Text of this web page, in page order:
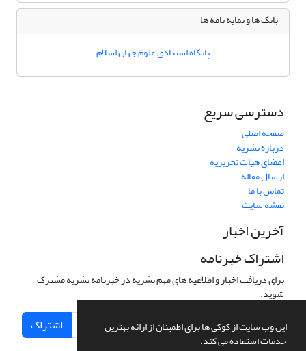
این وب سایت از کوکی ها برای اطمینان از ارائه بهترین
خدمات استفاده می کند.
بانک ها و نمایه نامه ها
پایگاه استنادی علوم جهان اسلام
دسترسی سریع
صفحه اصلی
درباره نشریه
اعضای هیات تحریریه
ارسال مقاله
تماس با ما
نقشه سایت
آخرین اخبار
اشتراک خبرنامه
برای دریافت اخبار و اطلاعیه های مهم نشریه در خبرنامه نشریه مشترک
شوید.
اشتراک